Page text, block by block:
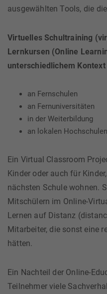
ausgewählten Tools, die
Virtuelles Schultraining
Lernkursen (Online
unterschiedlichem
an Fernschulen
an Fernuniversitäten
in der Weiterbildung
an lokalen Hochschulen
Ein Virtual Classroom
Kinder oder auch für
nächsten Schule wohnen.
Mitschülern im Online-
Lernen auf Distanz
Mitarbeiter, die sonst eine
hätten.
Ein Nachteil der Online-
Teilnehmer viele